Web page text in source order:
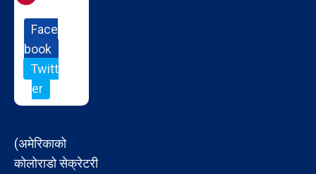
Face
book
Twitt
er
(अमेरिकाको
कोलोराडो सेक्रेटरी